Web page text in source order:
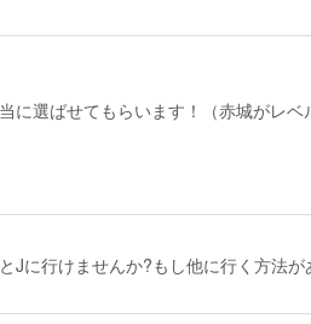
に選ばせてもらいます！（赤城がレベ
Jに行けませんか?もし他に行く方法が